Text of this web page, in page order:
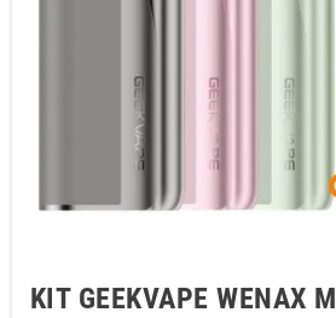
KIT GEEKVAPE WENAX M